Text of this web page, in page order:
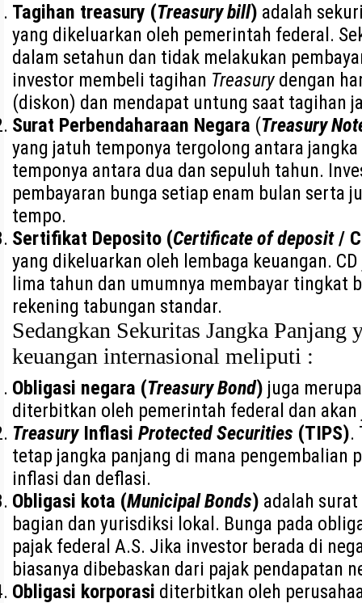
Tagihan treasury (Treasury bill) adalah
yang dikeluarkan oleh pemerintah federal.
dalam setahun dan tidak melakukan
investor membeli tagihan Treasury dengan
(diskon) dan mendapat untung saat tagihan
Surat Perbendaharaan Negara (Treasury
yang jatuh temponya tergolong antara
temponya antara dua dan sepuluh tahun.
pembayaran bunga setiap enam bulan serta
tempo.
Sertifikat Deposito (Certificate of deposit/
yang dikeluarkan oleh lembaga keuangan.
lima tahun dan umumnya membayar tingkat
rekening tabungan standar.
Sedangkan Sekuritas Jangka Panjang
keuangan internasional meliputi :
Obligasi negara (Treasury Bond) juga
diterbitkan oleh pemerintah federal dan
TreasuryInflasi Protected Securities (TIPS).
tetap jangka panjang di mana pengembalian
inflasi dan deflasi.
Obligasi kota (Municipal Bonds) adalah
bagian dan yurisdiksi lokal. Bunga pada
pajak federal A.S. Jika investor berada di
biasanya dibebaskan dari pajak pendapatan
Obligasi korporasi diterbitkan oleh